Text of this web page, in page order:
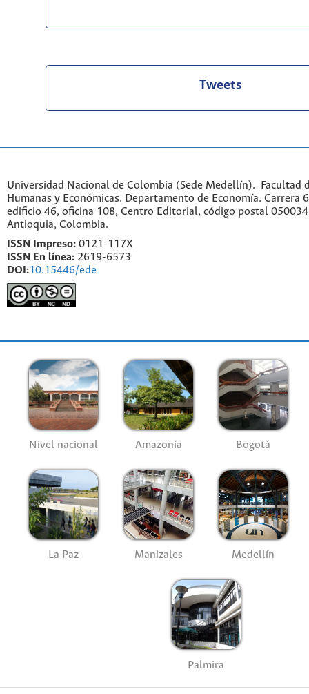
Tweets
Universidad Nacional de Colombia (Sede Medellín). Facultad
Humanas y Económicas. Departamento de Economía. Carrera
edificio 46, oficina 108, Centro Editorial, código postal
Antioquia, Colombia.
ISSN Impreso: 0121-117X
ISSN En línea: 2619-6573
DOI:10.15446/ede
Nivel nacional Amazonía Bogotá
La Paz Manizales Medellín
Palmira